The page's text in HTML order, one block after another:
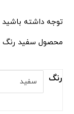
توجه داشته
محصول سفید رنگ
رنگ